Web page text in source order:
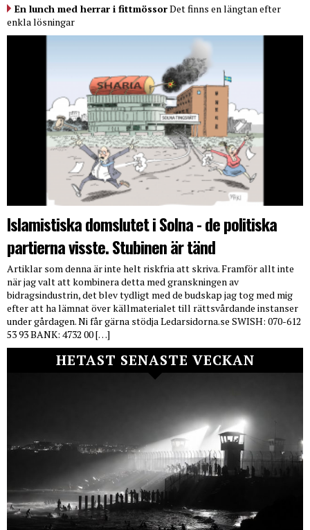
En lunch med herrar i fittmössorDet finns en längtan efter
enkla lösningar
Islamistiska domslutet i Solna - de politiska
partierna visste. Stubinen är tänd
Artiklar som denna är inte helt riskfria att skriva. Framför allt inte
när jag valt att kombinera detta med granskningen av
bidragsindustrin, det blev tydligt med de budskap jag tog med mig
efter att ha lämnat över källmaterialet till rättsvårdande instanser
under gårdagen. Ni får gärna stödja Ledarsidorna.se SWISH: 070-612
53 93 BANK: 4732 00 […]
HETAST SENASTE VECKAN